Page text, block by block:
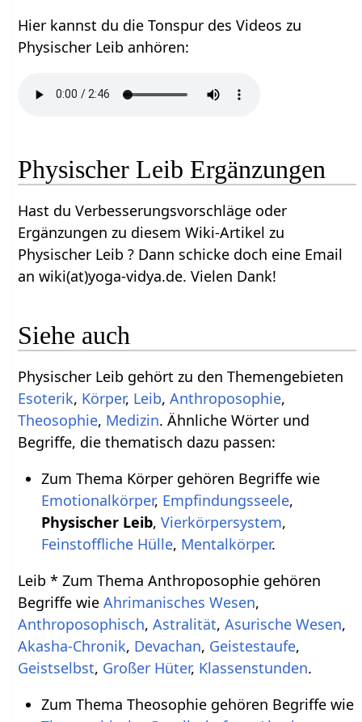
Hier kannst du die Tonspur des Videos zu
Physischer Leib anhören:
Physischer Leib Ergänzungen
Hast du Verbesserungsvorschläge oder
Ergänzungen zu diesem Wiki-Artikel zu
Physischer Leib ? Dann schicke doch eine Email
an wiki(at)yoga-vidya.de. Vielen Dank!
Siehe auch
Physischer Leib gehört zu den Themengebieten
Esoterik, Körper, Leib,Anthroposophie,
Theosophie, Medizin. Ähnliche Wörter und
Begriffe, die thematisch dazu passen:
Zum Thema Körper gehören Begriffe wie
Emotionalkörper, Empfindungsseele,
Physischer Leib, Vierkörpersystem,
Feinstoffliche Hülle, Mentalkörper.
Leib * Zum Thema Anthroposophie gehören
Begriffe wieAhrimanisches Wesen,
Anthroposophisch,Astralität,Asurische Wesen,
Akasha-Chronik, Devachan, Geistestaufe,
Geistselbst, Großer Hüter, Klassenstunden.
Zum Thema Theosophie gehören Begriffe wie